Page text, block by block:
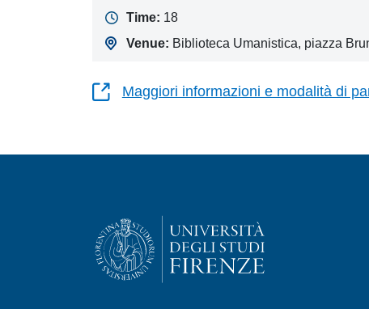
Time: 18
Venue: Biblioteca Umanistica, piazza
Maggiori informazioni e modalità di